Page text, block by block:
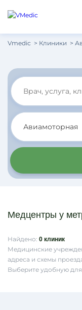
Vmedic Клиники
Медцентры у
Найдено: 0 клиник
Медицинские
адреса и схемы
Выберите удобную